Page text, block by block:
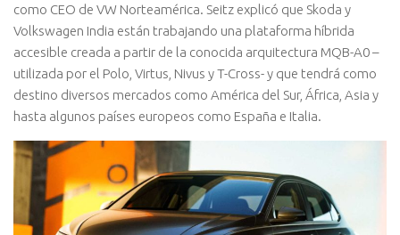
como CEO de VW Norteamérica. Seitz explicó que Skoda y
Volkswagen India están trabajando una plataforma híbrida
accesible creada a partir de la conocida arquitectura MQB-A0 –
utilizada por el Polo, Virtus, Nivus y T-Cross- y que tendrá como
destino diversos mercados como América del Sur, África, Asia y
hasta algunos países europeos como España e Italia.